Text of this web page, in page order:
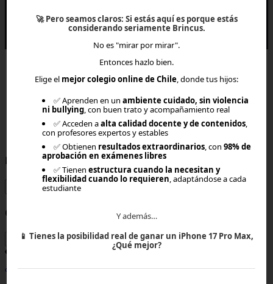
Todos los derechos reservados © 2027 EVEREST EDTECH
×
Rut o Email
Contraseña
¿Olvidaste tu contraseña? Ingresar
🚀Pero seamos claros: Si estás aquí es porque estás
considerando seriamente Brincus.
No es "mirar por mirar".
Entonces hazlo bien.
Elige el mejor colegio online de Chile, donde tus hijos:
✅ Aprenden en unambiente cuidado, sin violencia
ni bullying, con buen trato y acompañamiento real
✅ Acceden aalta calidad docente y de contenidos,
con profesores expertos y estables
✅ Obtienen resultados extraordinarios, con98% de
aprobación en exámenes libres
✅ Tienenestructura cuando la necesitan y
flexibilidad cuando lo requieren, adaptándose a cada
estudiante
Y además…
📱 Tienes la posibilidad real de ganar un iPhone 17 Pro Max,
¿Qué mejor?